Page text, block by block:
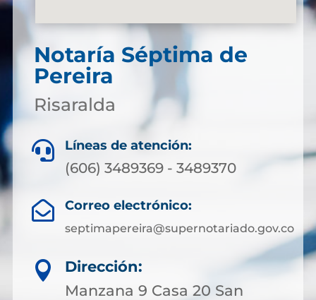
Notaría Séptima de
Pereira
Risaralda
 Líneas de atención:
(606) 3489369 - 3489370
 Correo electrónico:
septimapereira@supernotariado.gov.co

Dirección:
Manzana 9 Casa 20 San